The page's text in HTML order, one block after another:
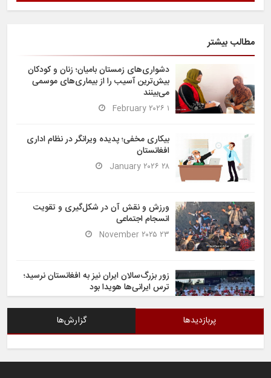
مطالب بیشتر
دشواری‌های زمستان بامیان؛ زنان و کودکان
بیش‌ترین آسیب را از بیماری‌های موسمی
می‌بینند
۱ February ۲۰۲۶
بیکاری مخفی؛ پدیده ویرانگر در نظام اداری
افغانستان
۲۸ January ۲۰۲۶
ورزش و نقش آن در شکل‌گیری و تقویت
انسجام اجتماعی
۲۳ November ۲۰۲۵
زور بزرگ‌سالان ایران نیز به افغانستان نرسید؛
ترس ایرانی‌ها هویدا بود
پربازدیدها گزارش‌ها